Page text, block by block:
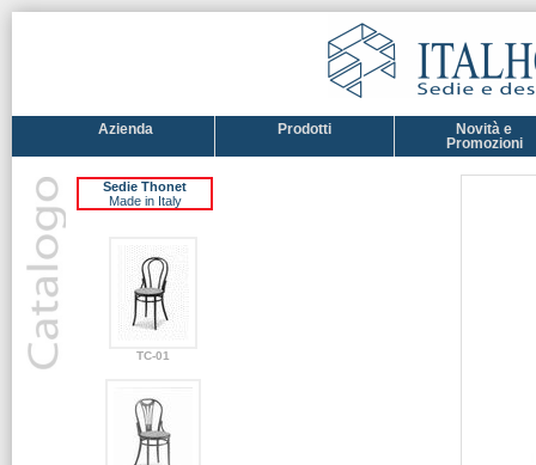
Azienda Prodotti
Novità e
Promozioni
Sedie Thonet
Made in Italy
TC-01